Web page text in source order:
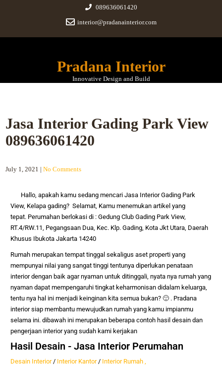
089636061420
interior@pradanainterior.com
Pradana Interior
Innovative Design and Build
Jasa Interior Gading Park View
089636061420
July 1, 2021 |No Comments
Hallo, apakah kamu sedang mencariJasa Interior Gading Park
View, Kelapa gading? Selamat, Kamu menemukan artikel yang
tepat. Perumahan berlokasi di :Gedung Club Gading Park View,
RT.4/RW.11, Pegangsaan Dua, Kec. Klp. Gading, Kota Jkt Utara, Daerah
Khusus Ibukota Jakarta 14240
Rumah merupakan tempat tinggal sekaligus aset properti yang
mempunyai nilai yang sangat tinggi tentunya diperlukan penataan
interior dengan baik agar nyaman untuk ditinggali, nyata nya rumah yang
nyaman dapat mempengaruhi tingkat keharmonisan didalam keluarga,
tentu nya hal ini menjadi keinginan kita semua bukan? 🙂 . Pradana
interior siap membantu mewujudkan rumah yang kamu impianmu
selama ini. dibawah ini merupakan beberapa contoh hasil desain dan
pengerjaan interior yang sudah kami kerjakan
Hasil Desain - Jasa Interior Perumahan
Desain Interior/ Interior Kantor/ Interior Rumah ,